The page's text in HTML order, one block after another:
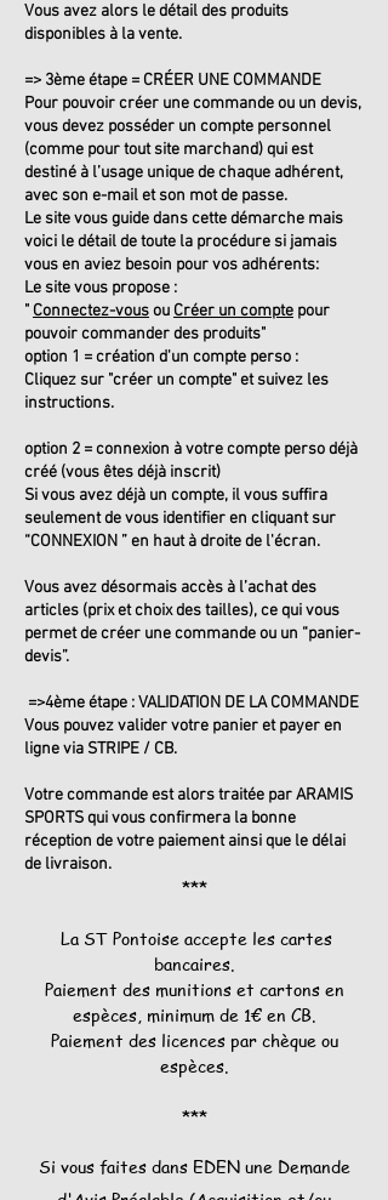
Vous avez alors le détail des produits
disponibles à la vente.
=> 3ème étape = CRÉER UNE COMMANDE
Pour pouvoir créer une commande ou un devis,
vous devez posséder un compte personnel
(comme pour tout site marchand) qui est
destiné à l’usage unique de chaque adhérent,
avec son e-mail et son mot de passe.
Le site vous guide dans cette démarche mais
voici le détail de toute la procédure si jamais
vous en aviez besoin pour vos adhérents:
Le site vous propose :
" Connectez-vousou Créer un compte pour
pouvoir commander des produits"
option 1 = création d'un compte perso :
Cliquez sur "créer un compte" et suivez les
instructions.
option 2 = connexion à votre compte perso déjà
créé (vous êtes déjà inscrit)
Si vous avez déjà un compte, il vous suffira
seulement de vous identifier en cliquant sur
“CONNEXION ” en haut à droite de l'écran.
Vous avez désormais accès à l’achat des
articles (prix et choix des tailles), ce qui vous
permet de créer une commande ou un “panier-
devis”.
=>4ème étape : VALIDATION DE LA COMMANDE
Vous pouvez valider votre panier et payer en
ligne via STRIPE / CB.
Votre commande est alors traitée par ARAMIS
SPORTS qui vous confirmera la bonne
réception de votre paiement ainsi que le délai
de livraison.
***
La ST Pontoise accepte les cartes
bancaires.
Paiement des munitions et cartons en
espèces, minimum de 1€ en CB.
Paiement des licences par chèque ou
espèces.
***
Si vous faites dans EDEN une Demande